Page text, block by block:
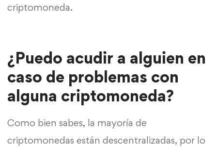
criptomoneda.
¿Puedo acudir a alguien en
caso de problemas con
alguna criptomoneda?
Como bien sabes, la mayoría de
criptomonedas están descentralizadas, por lo